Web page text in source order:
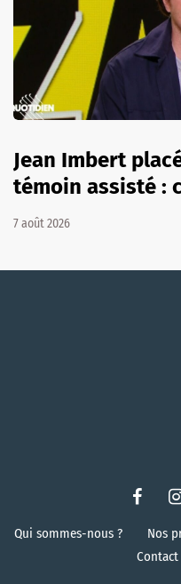
Jean Imbert
témoin assisté :
7 août 2026
Qui sommes-nous ? Nos
Contact